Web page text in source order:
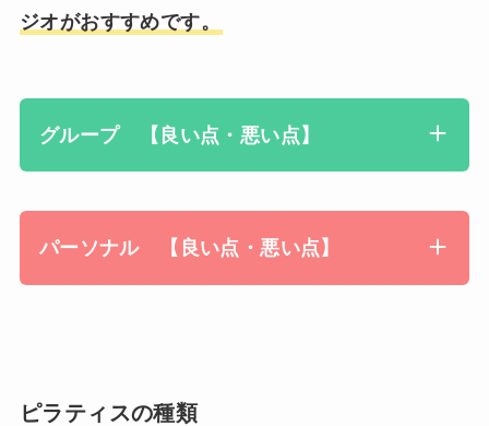
ジオがおすすめです。
グループ 【良い点・悪い点】
パーソナル 【良い点・悪い点】
ピラティスの種類